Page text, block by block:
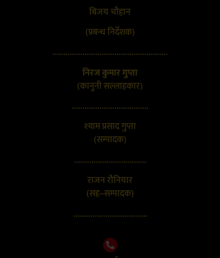
बिजय चौहान
(प्रबन्ध निर्देशक)
………………………………………………
निरज कुमार गुप्ता
(कानुनी सल्लाहकार)
………………………………
श्याम प्रसाद गुप्ता
(सम्पादक)
…………………………….
राजन रौनियार
(सह–सम्पादक)
……………………………..